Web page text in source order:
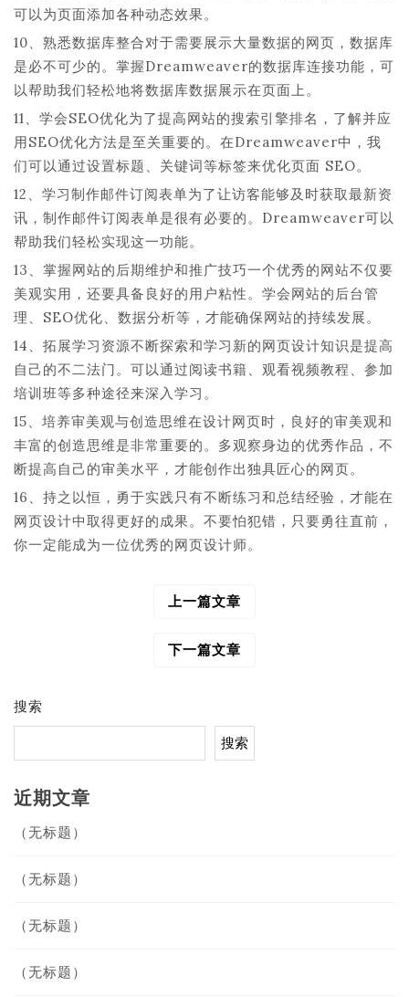
可以为页面添加各种动态效果。
10、熟悉数据库整合对于需要展示大量数据的网页，数据库
是必不可少的。掌握Dreamweaver的数据库连接功能，可
以帮助我们轻松地将数据库数据展示在页面上。
11、学会SEO优化为了提高网站的搜索引擎排名，了解并应
用SEO优化方法是至关重要的。在Dreamweaver中，我
们可以通过设置标题、关键词等标签来优化页面 SEO。
12、学习制作邮件订阅表单为了让访客能够及时获取最新资
讯，制作邮件订阅表单是很有必要的。Dreamweaver可以
帮助我们轻松实现这一功能。
13、掌握网站的后期维护和推广技巧一个优秀的网站不仅要
美观实用，还要具备良好的用户粘性。学会网站的后台管
理、SEO优化、数据分析等，才能确保网站的持续发展。
14、拓展学习资源不断探索和学习新的网页设计知识是提高
自己的不二法门。可以通过阅读书籍、观看视频教程、参加
培训班等多种途径来深入学习。
15、培养审美观与创造思维在设计网页时，良好的审美观和
丰富的创造思维是非常重要的。多观察身边的优秀作品，不
断提高自己的审美水平，才能创作出独具匠心的网页。
16、持之以恒，勇于实践只有不断练习和总结经验，才能在
网页设计中取得更好的成果。不要怕犯错，只要勇往直前，
你一定能成为一位优秀的网页设计师。
上一篇文章
下一篇文章
搜索
搜索
近期文章
（无标题）
（无标题）
（无标题）
（无标题）